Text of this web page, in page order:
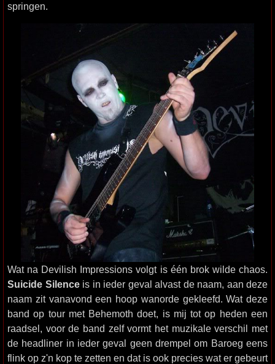
springen.
Wat na Devilish Impressions volgt is één brok wilde chaos.
Suicide Silenceis in ieder geval alvast de naam, aan deze
naam zit vanavond een hoop wanorde gekleefd. Wat deze
band op tour met Behemoth doet, is mij tot op heden een
raadsel, voor de band zelf vormt het muzikale verschil met
de headliner in ieder geval geen drempel om Baroeg eens
flink op z'n kop te zetten en dat is ook precies wat er gebeurt